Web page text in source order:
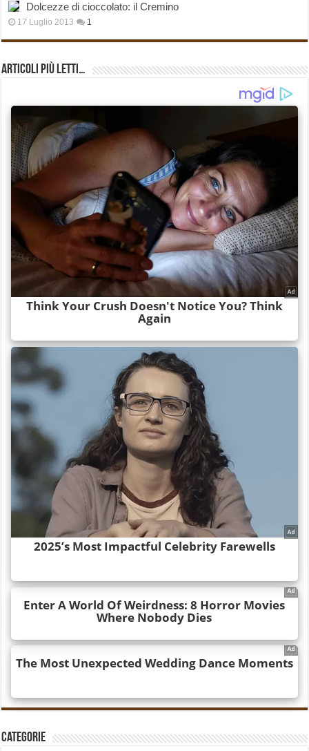
Dolcezze di cioccolato: il Cremino
17 Luglio 2013 1
Articoli più Letti…
Categorie